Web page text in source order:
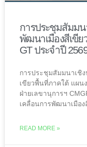
การประชุมสัมมน
พัฒนาเมืองสีเขีย
GT ประจำปี
การประชุมสัมมนาเชิ
เขียวพื้นที่ภาคใต้ แผน
ฝ่ายเลขานุการฯ
เคลื่อนการพัฒนาเมือ
READ MORE »